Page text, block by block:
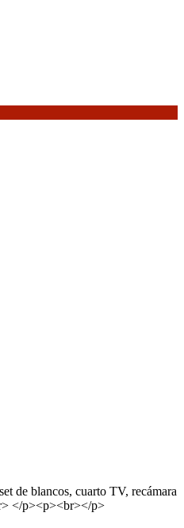
de blancos, cuarto TV, recámara
</p><p><br></p>